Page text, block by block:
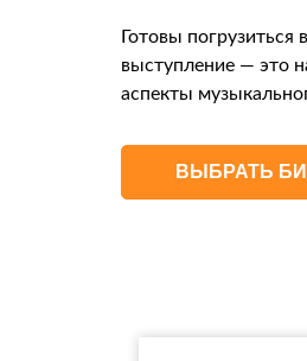
Готовы
выступление — это
аспекты
ВЫБРАТЬ